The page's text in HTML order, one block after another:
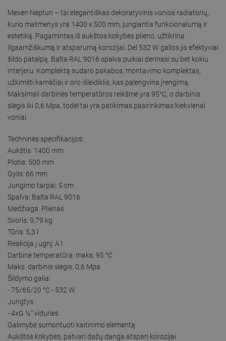
Mexen Neptun – tai elegantiškas dekoratyvinis vonios radiatorių,
kurio matmenys yra 1400 x 500 mm, jungiantis funkcionalumą ir
estetiką. Pagamintas iš aukštos kokybės plieno, užtikrina
ilgaamžiškumą ir atsparumą korozijai. Dėl 532 W galios jis efektyviai
šildo patalpą. Balta RAL 9016 spalva puikiai derinasi su bet kokiu
interjeru. Komplektą sudaro pakabos, montavimo komplektas,
užkimšti kamščiai ir oro išleidiklis, kas palengvina įrengimą.
Maksimali darbinės temperatūros reikšmė yra 95°C, o darbinis
slėgis iki 0,6 Mpa, todėl tai yra patikimas pasirinkimas kiekvienai
voniai.
Techninės specifikacijos:
Aukštis: 1400 mm
Plotis: 500 mm
Gylis: 66 mm
Jungimo tarpai: 5 cm
Spalva: Balta RAL 9016
Medžiaga: Plienas
Svoris: 9,79 kg
Tūris: 5,3 l
Reakcija į ugnį: A1
Darbinė temperatūra: maks. 95 °C
Maks. darbinis slėgis: 0,6 Mpa
Šildymo galia:
- 75/65/20 °C - 532 W
Jungtys:
- 4xG ½″ viduries
Galimybė sumontuoti kaitinimo elementą
Aukštos kokybės, patvari dažų danga atspari korozijai